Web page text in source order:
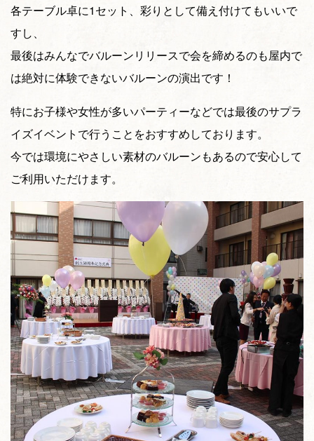
各テーブル卓に1セット、彩りとして備え付けてもいいで
すし、
最後はみんなでバルーンリリースで会を締めるのも屋内で
は絶対に体験できないバルーンの演出です！
特にお子様や女性が多いパーティーなどでは最後のサプラ
イズイベントで行うことをおすすめしております。
今では環境にやさしい素材のバルーンもあるので安心して
ご利用いただけます。